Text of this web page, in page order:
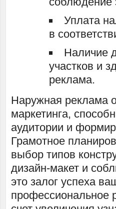
Уплата
в
Наличие
участков и
реклама.
Наружная реклама
маркетинга,
аудитории и
Грамотное
выбор типов
дизайн-макет и
это залог успеха
профессиональное